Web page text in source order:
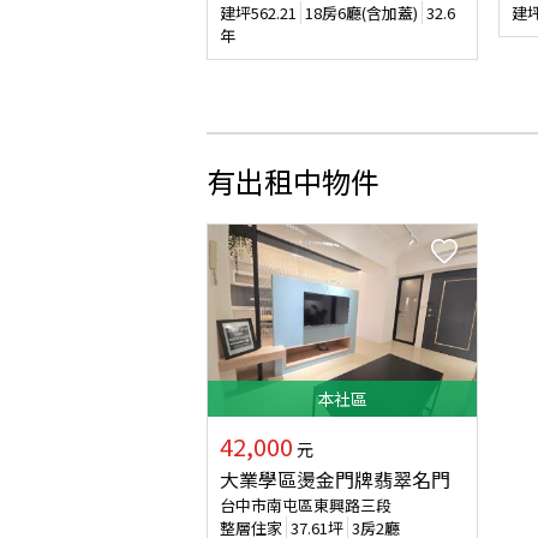
建坪562.21 18房6廳(含加蓋) 32.6
年
建
有出租中物件
本社區
42,000 元
大業學區燙金門牌翡翠名門
台中市南屯區東興路三段
整層住家 37.61坪 3房2廳